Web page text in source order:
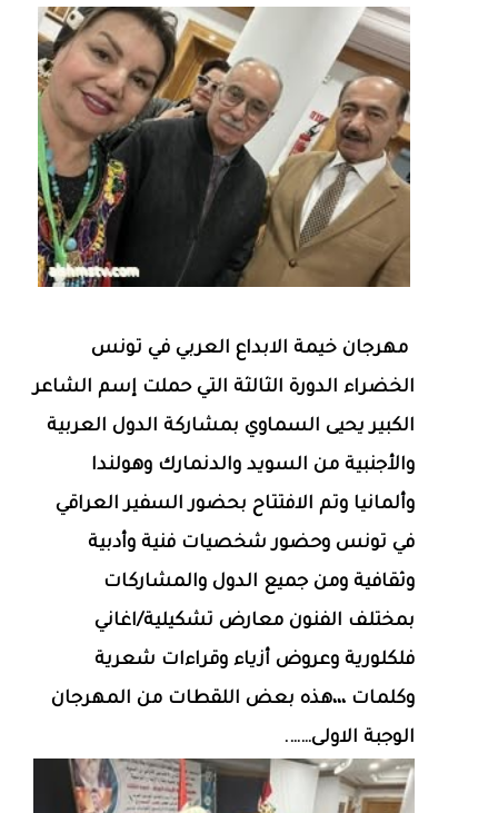
مهرجان خيمة الابداع العربي في تونس
الخضراء الدورة الثالثة التي حملت إسم الشاعر
الكبير يحيى السماوي بمشاركة الدول العربية
والأجنبية من السويد والدنمارك وهولندا
وألمانيا وتم الافتتاح بحضور السفير العراقي
في تونس وحضور شخصيات فنية وأدبية
وثقافية ومن جميع الدول والمشاركات
بمختلف الفنون معارض تشكيلية/اغاني
فلكلورية وعروض أزياء وقراءات شعرية
وكلمات ،،،هذه بعض اللقطات من المهرجان
الوجبة الاولى…….